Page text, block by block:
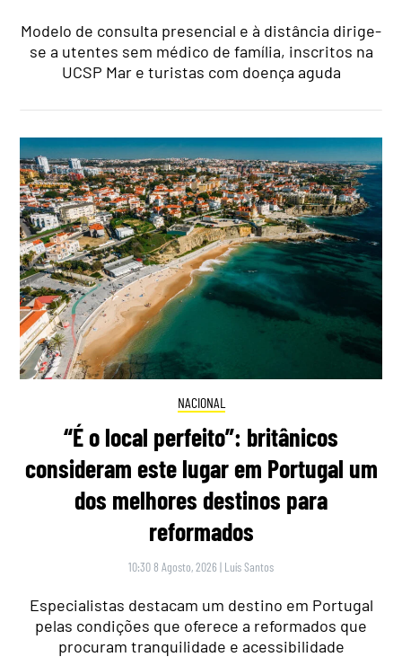
Modelo de consulta presencial e à distância dirige-
se a utentes sem médico de família, inscritos na
UCSP Mar e turistas com doença aguda
NACIONAL
“É o local perfeito”: britânicos
consideram este lugar em Portugal um
dos melhores destinos para
reformados
10:30 8 Agosto, 2026 | Luís Santos
Especialistas destacam um destino em Portugal
pelas condições que oferece a reformados que
procuram tranquilidade e acessibilidade